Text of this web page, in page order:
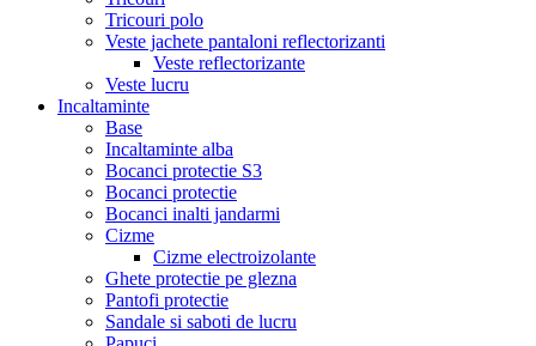
Tricouri polo
Veste jachete pantaloni reflectorizanti
Veste reflectorizante
Veste lucru
Incaltaminte
Base
Incaltaminte alba
Bocanci protectie S3
Bocanci protectie
Bocanci inalti jandarmi
Cizme
Cizme electroizolante
Ghete protectie pe glezna
Pantofi protectie
Sandale si saboti de lucru